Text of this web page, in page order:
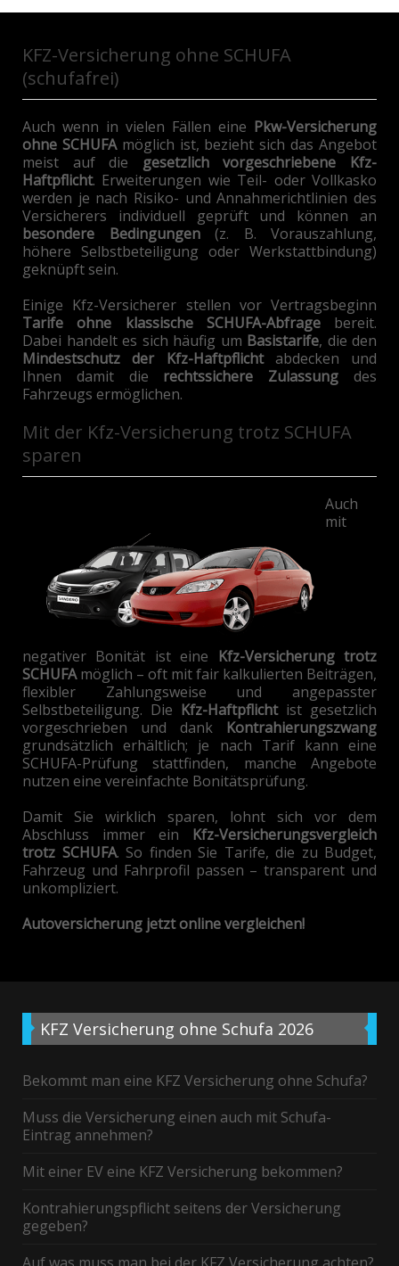
KFZ-Versicherung ohne SCHUFA
(schufafrei)
Auch wenn in vielen Fällen eine Pkw-Versicherung
ohne SCHUFAmöglich ist, bezieht sich das Angebot
meist auf die gesetzlich vorgeschriebene Kfz-
Haftpflicht. Erweiterungen wie Teil- oder Vollkasko
werden je nach Risiko- und Annahmerichtlinien des
Versicherers individuell geprüft und können an
besondere Bedingungen(z. B. Vorauszahlung,
höhere Selbstbeteiligung oder Werkstattbindung)
geknüpft sein.
Einige Kfz-Versicherer stellen vor Vertragsbeginn
Tarife ohne klassische SCHUFA-Abfragebereit.
Dabei handelt es sich häufig um Basistarife, die den
Mindestschutz der Kfz-Haftpflichtabdecken und
Ihnen damit die rechtssichere Zulassung des
Fahrzeugs ermöglichen.
Mit der Kfz-Versicherung trotz SCHUFA
sparen
Auch
mit
negativer Bonität ist eine Kfz-Versicherung trotz
SCHUFAmöglich – oft mit fair kalkulierten Beiträgen,
flexibler Zahlungsweise und angepasster
Selbstbeteiligung. Die Kfz-Haftpflichtist gesetzlich
vorgeschrieben und dank Kontrahierungszwang
grundsätzlich erhältlich; je nach Tarif kann eine
SCHUFA-Prüfung stattfinden, manche Angebote
nutzen eine vereinfachte Bonitätsprüfung.
Damit Sie wirklich sparen, lohnt sich vor dem
Abschluss immer ein Kfz-Versicherungsvergleich
trotz SCHUFA. So finden Sie Tarife, die zu Budget,
Fahrzeug und Fahrprofil passen – transparent und
unkompliziert.
Autoversicherung jetzt online vergleichen!
KFZ Versicherung ohne Schufa 2026
Bekommt man eine KFZ Versicherung ohne Schufa?
Muss die Versicherung einen auch mit Schufa-
Eintrag annehmen?
Mit einer EV eine KFZ Versicherung bekommen?
Kontrahierungspflicht seitens der Versicherung
gegeben?